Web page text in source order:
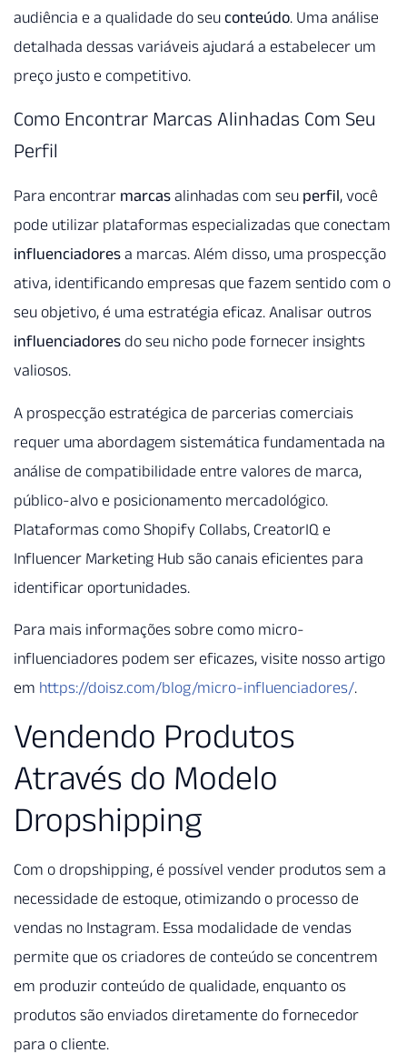
audiência e a qualidade do seu conteúdo. Uma análise
detalhada dessas variáveis ajudará a estabelecer um
preço justo e competitivo.
Como Encontrar Marcas Alinhadas Com Seu
Perfil
Para encontrar marcas alinhadas com seu perfil, você
pode utilizar plataformas especializadas que conectam
influenciadores a marcas. Além disso, uma prospecção
ativa, identificando empresas que fazem sentido com o
seu objetivo, é uma estratégia eficaz. Analisar outros
influenciadores do seu nicho pode fornecer insights
valiosos.
A prospecção estratégica de parcerias comerciais
requer uma abordagem sistemática fundamentada na
análise de compatibilidade entre valores de marca,
público-alvo e posicionamento mercadológico.
Plataformas como Shopify Collabs, CreatorIQ e
Influencer Marketing Hub são canais eficientes para
identificar oportunidades.
Para mais informações sobre como micro-
influenciadores podem ser eficazes, visite nosso artigo
em https://doisz.com/blog/micro-influenciadores/.
Vendendo Produtos
Através do Modelo
Dropshipping
Com o dropshipping, é possível vender produtos sem a
necessidade de estoque, otimizando o processo de
vendas no Instagram. Essa modalidade de vendas
permite que os criadores de conteúdo se concentrem
em produzir conteúdo de qualidade, enquanto os
produtos são enviados diretamente do fornecedor
para o cliente.